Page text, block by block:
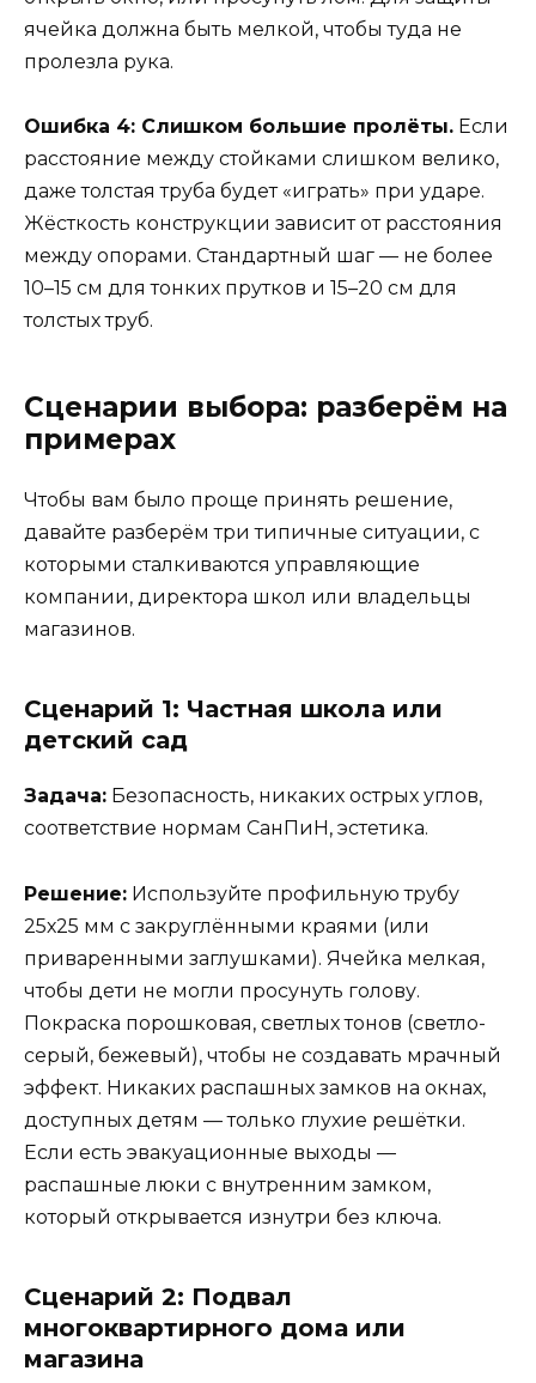
ячейка должна быть мелкой, чтобы туда не
пролезла рука.
Ошибка 4: Слишком большие пролёты. Если
расстояние между стойками слишком велико,
даже толстая труба будет «играть» при ударе.
Жёсткость конструкции зависит от расстояния
между опорами. Стандартный шаг — не более
10–15 см для тонких прутков и 15–20 см для
толстых труб.
Сценарии выбора: разберём на
примерах
Чтобы вам было проще принять решение,
давайте разберём три типичные ситуации, с
которыми сталкиваются управляющие
компании, директора школ или владельцы
магазинов.
Сценарий 1: Частная школа или
детский сад
Задача: Безопасность, никаких острых углов,
соответствие нормам СанПиН, эстетика.
Решение: Используйте профильную трубу
25х25 мм с закруглёнными краями (или
приваренными заглушками). Ячейка мелкая,
чтобы дети не могли просунуть голову.
Покраска порошковая, светлых тонов (светло-
серый, бежевый), чтобы не создавать мрачный
эффект. Никаких распашных замков на окнах,
доступных детям — только глухие решётки.
Если есть эвакуационные выходы —
распашные люки с внутренним замком,
который открывается изнутри без ключа.
Сценарий 2: Подвал
многоквартирного дома или
магазина